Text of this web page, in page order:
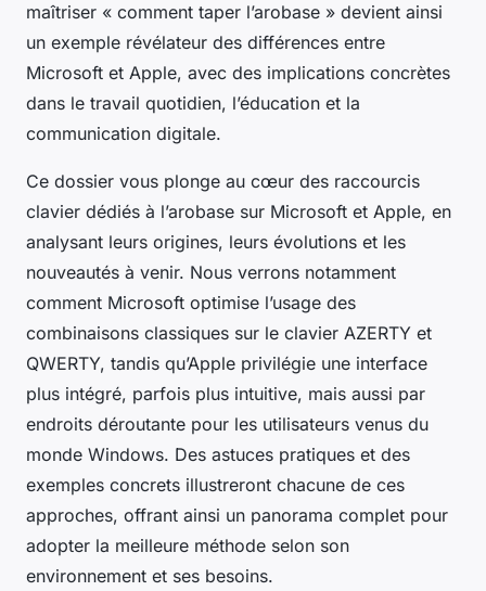
maîtriser « comment taper l’arobase » devient ainsi
un exemple révélateur des différences entre
Microsoft et Apple, avec des implications concrètes
dans le travail quotidien, l’éducation et la
communication digitale.
Ce dossier vous plonge au cœur des raccourcis
clavier dédiés à l’arobase sur Microsoft et Apple, en
analysant leurs origines, leurs évolutions et les
nouveautés à venir. Nous verrons notamment
comment Microsoft optimise l’usage des
combinaisons classiques sur le clavier AZERTY et
QWERTY, tandis qu’Apple privilégie une interface
plus intégré, parfois plus intuitive, mais aussi par
endroits déroutante pour les utilisateurs venus du
monde Windows. Des astuces pratiques et des
exemples concrets illustreront chacune de ces
approches, offrant ainsi un panorama complet pour
adopter la meilleure méthode selon son
environnement et ses besoins.